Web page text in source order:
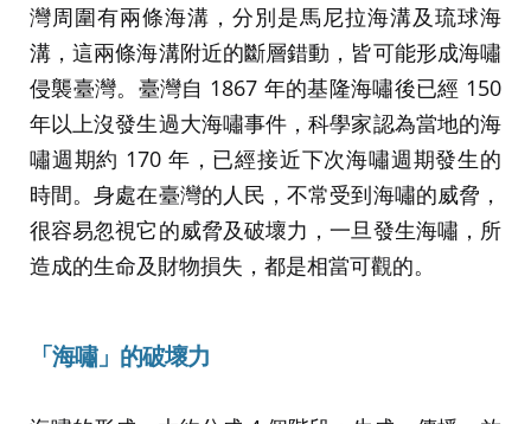
灣周圍有兩條海溝，分別是馬尼拉海溝及琉球海
溝，這兩條海溝附近的斷層錯動，皆可能形成海嘯
侵襲臺灣。臺灣自 1867 年的基隆海嘯後已經 150
年以上沒發生過大海嘯事件，科學家認為當地的海
嘯週期約 170 年，已經接近下次海嘯週期發生的
時間。身處在臺灣的人民，不常受到海嘯的威脅，
很容易忽視它的威脅及破壞力，一旦發生海嘯，所
造成的生命及財物損失，都是相當可觀的。
「海嘯」的破壞力